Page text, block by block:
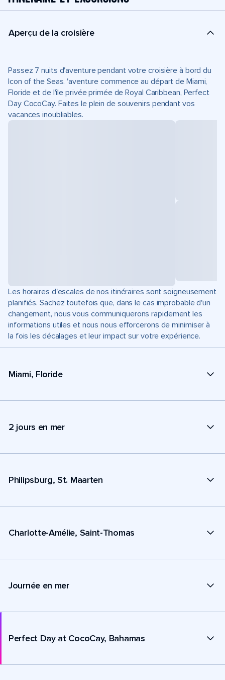
Aperçu de la croisière
Passez 7 nuits d'aventure pendant votre croisière à bord du
Icon of the Seas. 'aventure commence au départ de Miami,
Floride et de l'île privée primée de Royal Caribbean, Perfect
Day CocoCay. Faites le plein de souvenirs pendant vos
vacances inoubliables.
Les horaires d'escales de nos itinéraires sont soigneusement
planifiés. Sachez toutefois que, dans le cas improbable d'un
changement, nous vous communiquerons rapidement les
informations utiles et nous nous efforcerons de minimiser à
la fois les décalages et leur impact sur votre expérience.
Miami, Floride
2 jours en mer
Philipsburg, St. Maarten
Charlotte-Amélie, Saint-Thomas
Journée en mer
Perfect Day at CocoCay, Bahamas